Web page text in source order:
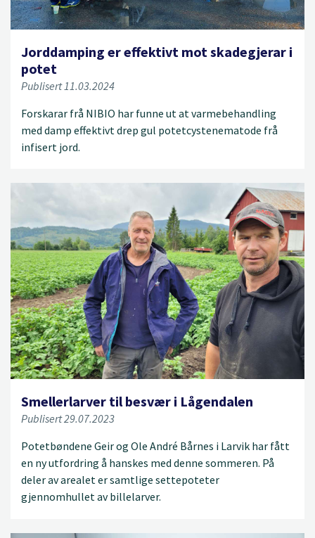
Jorddamping er effektivt mot skadegjerar i
potet
Publisert 11.03.2024
Forskarar frå NIBIO har funne ut at varmebehandling
med damp effektivt drep gul potetcystenematode frå
infisert jord.
Smellerlarver til besvær i Lågendalen
Publisert 29.07.2023
Potetbøndene Geir og Ole André Bårnes i Larvik har fått
en ny utfordring å hanskes med denne sommeren. På
deler av arealet er samtlige settepoteter
gjennomhullet av billelarver.